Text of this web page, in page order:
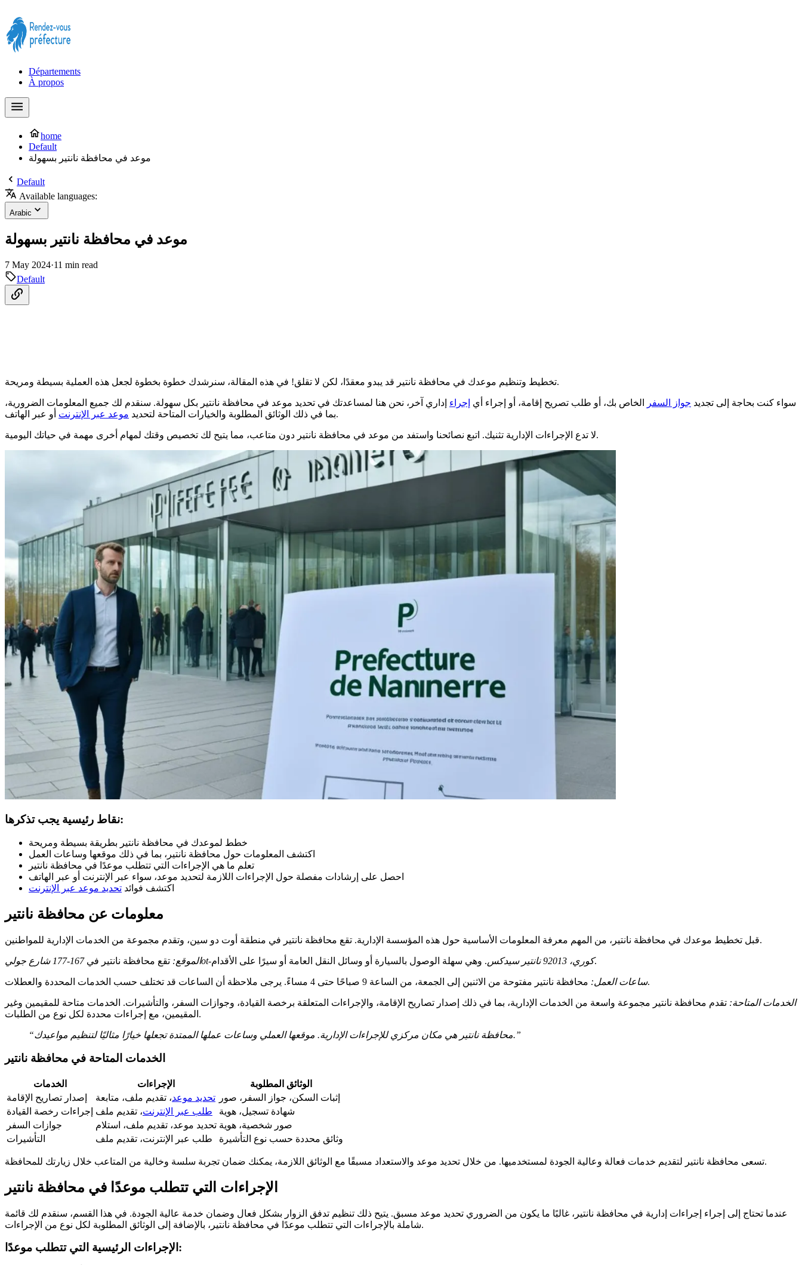
Départements
À propos
home
Default
موعد في محافظة نانتير بسهولة
Default
Available languages:
Arabic
موعد في محافظة نانتير بسهولة
7 May 2024·11 min read
Default
تخطيط وتنظيم موعدك في محافظة نانتير قد يبدو معقدًا، لكن لا تقلق! في هذه المقالة، سنرشدك خطوة بخطوة لجعل هذه العملية بسيطة ومريحة.
سواء كنت بحاجة إلى تجديد جواز السفر الخاص بك، أو طلب تصريح إقامة، أو إجراء أي إجراء إداري آخر، نحن هنا لمساعدتك في تحديد موعد في محافظة نانتير بكل سهولة. سنقدم لك جميع المعلومات الضرورية،
بما في ذلك الوثائق المطلوبة والخيارات المتاحة لتحديد موعد عبر الإنترنت أو عبر الهاتف.
لا تدع الإجراءات الإدارية تثنيك. اتبع نصائحنا واستفد من موعد في محافظة نانتير دون متاعب، مما يتيح لك تخصيص وقتك لمهام أخرى مهمة في حياتك اليومية.
نقاط رئيسية يجب تذكرها:
خطط لموعدك في محافظة نانتير بطريقة بسيطة ومريحة
اكتشف المعلومات حول محافظة نانتير، بما في ذلك موقعها وساعات العمل
تعلم ما هي الإجراءات التي تتطلب موعدًا في محافظة نانتير
احصل على إرشادات مفصلة حول الإجراءات اللازمة لتحديد موعد، سواء عبر الإنترنت أو عبر الهاتف
اكتشف فوائد تحديد موعد عبر الإنترنت
معلومات عن محافظة نانتير
قبل تخطيط موعدك في محافظة نانتير، من المهم معرفة المعلومات الأساسية حول هذه المؤسسة الإدارية. تقع محافظة نانتير في منطقة أوت دو سين، وتقدم مجموعة من الخدمات الإدارية للمواطنين.
الموقع: تقع محافظة نانتير في 167-177 شارع جوليot-كوري، 92013 نانتير سيدكس. وهي سهلة الوصول بالسيارة أو وسائل النقل العامة أو سيرًا على الأقدام.
ساعات العمل:محافظة نانتير مفتوحة من الاثنين إلى الجمعة، من الساعة 9 صباحًا حتى 4 مساءً. يرجى ملاحظة أن الساعات قد تختلف حسب الخدمات المحددة والعطلات.
الخدمات المتاحة: تقدم محافظة نانتير مجموعة واسعة من الخدمات الإدارية، بما في ذلك إصدار تصاريح الإقامة، والإجراءات المتعلقة برخصة القيادة، وجوازات السفر، والتأشيرات. الخدمات متاحة للمقيمين وغير
المقيمين، مع إجراءات محددة لكل نوع من الطلبات.
“محافظة نانتير هي مكان مركزي للإجراءات الإدارية. موقعها العملي وساعات عملها الممتدة تجعلها خيارًا مثاليًا لتنظيم مواعيدك.”
الخدمات المتاحة في محافظة نانتير
الخدمات الإجراءات
الوثائق المطلوبة
إصدار تصاريح الإقامة
تحديد موعد، تقديم ملف، متابعة
إثبات السكن، جواز السفر، صور
إجراءات رخصة القيادة
طلب عبر الإنترنت، تقديم ملف
شهادة تسجيل، هوية
جوازات السفر
تحديد موعد، تقديم ملف، استلام صور شخصية، هوية
التأشيرات
طلب عبر الإنترنت، تقديم ملف وثائق محددة حسب نوع التأشيرة
تسعى محافظة نانتير لتقديم خدمات فعالة وعالية الجودة لمستخدميها. من خلال تحديد موعد والاستعداد مسبقًا مع الوثائق اللازمة، يمكنك ضمان تجربة سلسة وخالية من المتاعب خلال زيارتك للمحافظة.
الإجراءات التي تتطلب موعدًا في محافظة نانتير
عندما تحتاج إلى إجراء إجراءات إدارية في محافظة نانتير، غالبًا ما يكون من الضروري تحديد موعد مسبق. يتيح ذلك تنظيم تدفق الزوار بشكل فعال وضمان خدمة عالية الجودة. في هذا القسم، سنقدم لك قائمة
شاملة بالإجراءات التي تتطلب موعدًا في محافظة نانتير، بالإضافة إلى الوثائق المطلوبة لكل نوع من الإجراءات.
الإجراءات الرئيسية التي تتطلب موعدًا: